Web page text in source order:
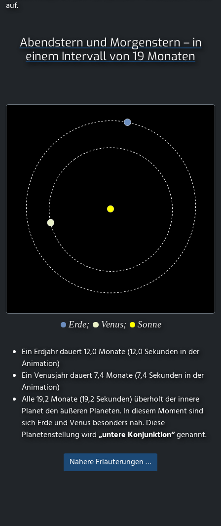
auf.
Abendstern und Morgenstern – in
einem Intervall von 19 Monaten
Erde; Venus; Sonne
Ein Erdjahr dauert 12,0 Monate (12,0 Sekunden in der
Animation)
Ein Venusjahr dauert 7,4 Monate (7,4 Sekunden in der
Animation)
Alle 19,2 Monate (19,2 Sekunden) überholt der innere
Planet den äußeren Planeten. In diesem Moment sind
sich Erde und Venus besonders nah. Diese
Planetenstellung wird„untere Konjunktion“genannt.
Nähere Erläuterungen …